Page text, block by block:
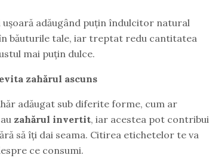
adăugând puțin îndulcitor natural
băuturile tale, iar treptat redu cantitatea
mai puțin dulce.
zahărul ascuns
adăugat sub diferite forme, cum ar
zahărul invertit, iar acestea pot contribui
să îți dai seama. Citirea etichetelor te va
ce consumi.